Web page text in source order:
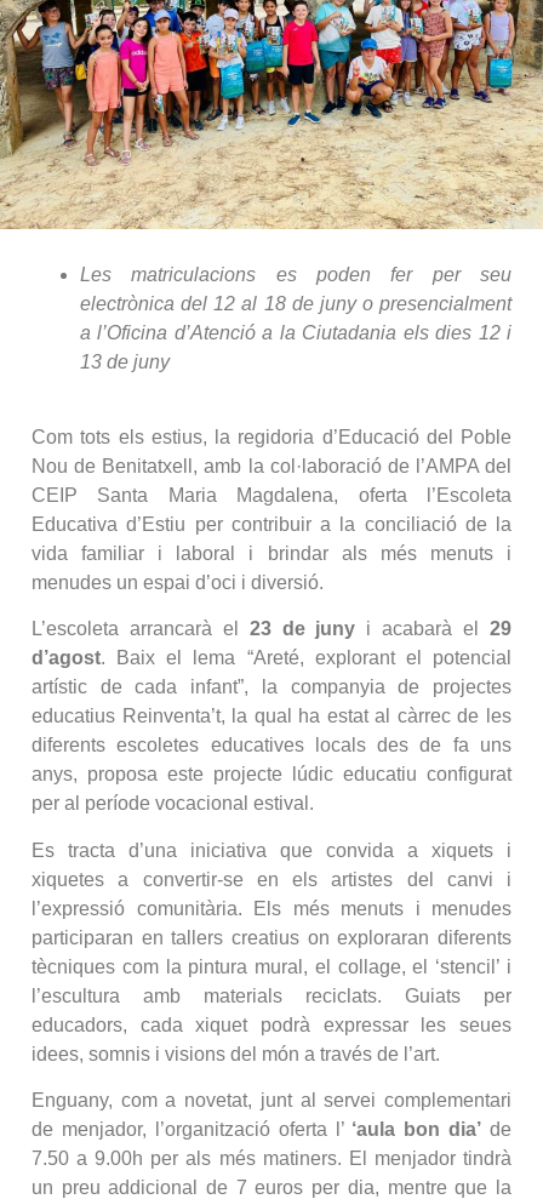
Les matriculacions es poden fer per seu
electrònica del 12 al 18 de juny o presencialment
a l’Oficina d’Atenció a la Ciutadania els dies 12 i
13 de juny
Com tots els estius, la regidoria d’Educació del Poble
Nou de Benitatxell, amb la col·laboració de l’AMPA del
CEIP Santa Maria Magdalena, oferta l’Escoleta
Educativa d’Estiu per contribuir a la conciliació de la
vida familiar i laboral i brindar als més menuts i
menudes un espai d’oci i diversió.
L’escoleta arrancarà el 23 de juny i acabarà el29
d’agost. Baix el lema “Areté, explorant el potencial
artístic de cada infant”, la companyia de projectes
educatius Reinventa’t, la qual ha estat al càrrec de les
diferents escoletes educatives locals des de fa uns
anys, proposa este projecte lúdic educatiu configurat
per al període vocacional estival.
Es tracta d’una iniciativa que convida a xiquets i
xiquetes a convertir-se en els artistes del canvi i
l’expressió comunitària. Els més menuts i menudes
participaran en tallers creatius on exploraran diferents
tècniques com la pintura mural, el collage, el ‘stencil’ i
l’escultura amb materials reciclats. Guiats per
educadors, cada xiquet podrà expressar les seues
idees, somnis i visions del món a través de l’art.
Enguany, com a novetat, junt al servei complementari
de menjador, l’organització oferta l’ ‘aula bon dia’ de
7.50 a 9.00h per als més matiners. El menjador tindrà
un preu addicional de 7 euros per dia, mentre que la